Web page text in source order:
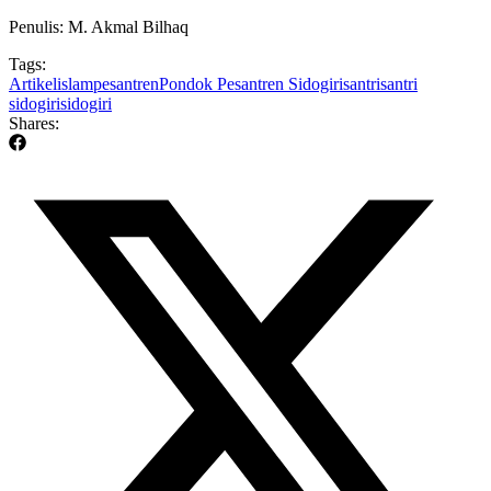
Penulis: M. Akmal Bilhaq
Tags:
ArtikelislampesantrenPondok Pesantren Sidogirisantrisantri
sidogirisidogiri
Shares: